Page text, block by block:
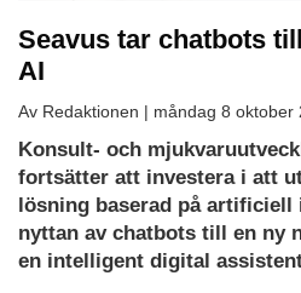
Seavus tar chatbots
AI
Av Redaktionen | måndag 8 oktober
Konsult- och
fortsätter att investera i att
lösning baserad på
nyttan av chatbots till en ny
en intelligent digital